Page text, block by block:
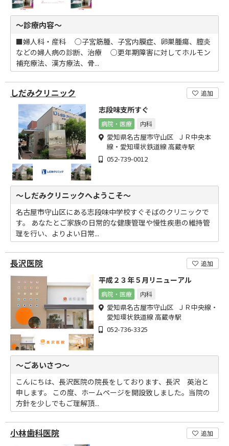
～診療内容～
■婦人科・産科 ○子宮筋腫、子宮内膜症、卵巣腫瘍、膣炎
などの婦人病の診断、治療 ○更年期障害に対してホルモン
補充療法、漢方療法、骨...
しだみクリニック 追加
志段味支所すぐ
病院・医療 内科
愛知県名古屋市守山区 ＪＲ中央本
線・愛知環状鉄道線 高蔵寺駅
052-739-0012
～しだみクリニックへようこそ～
名古屋市守山区にある志段味中学校すぐそばのクリニックで
す。 あなたとご家族の日常的な健康管理や慢性疾患の維持管
理を行い、よりよい日常...
長沢医院 追加
平成２３年５月リニューアル
病院・医療 内科
愛知県名古屋市守山区 ＪＲ中央線・
愛知環状鉄道線 高蔵寺駅
052-736-3325
～ごあいさつ～
こんにちは、長沢医院の院長をしております、長沢 英治と
申します。 この度、ホームページを開設致しました。当院の
方針を少しでもご理解頂...
小林歯科医院 追加